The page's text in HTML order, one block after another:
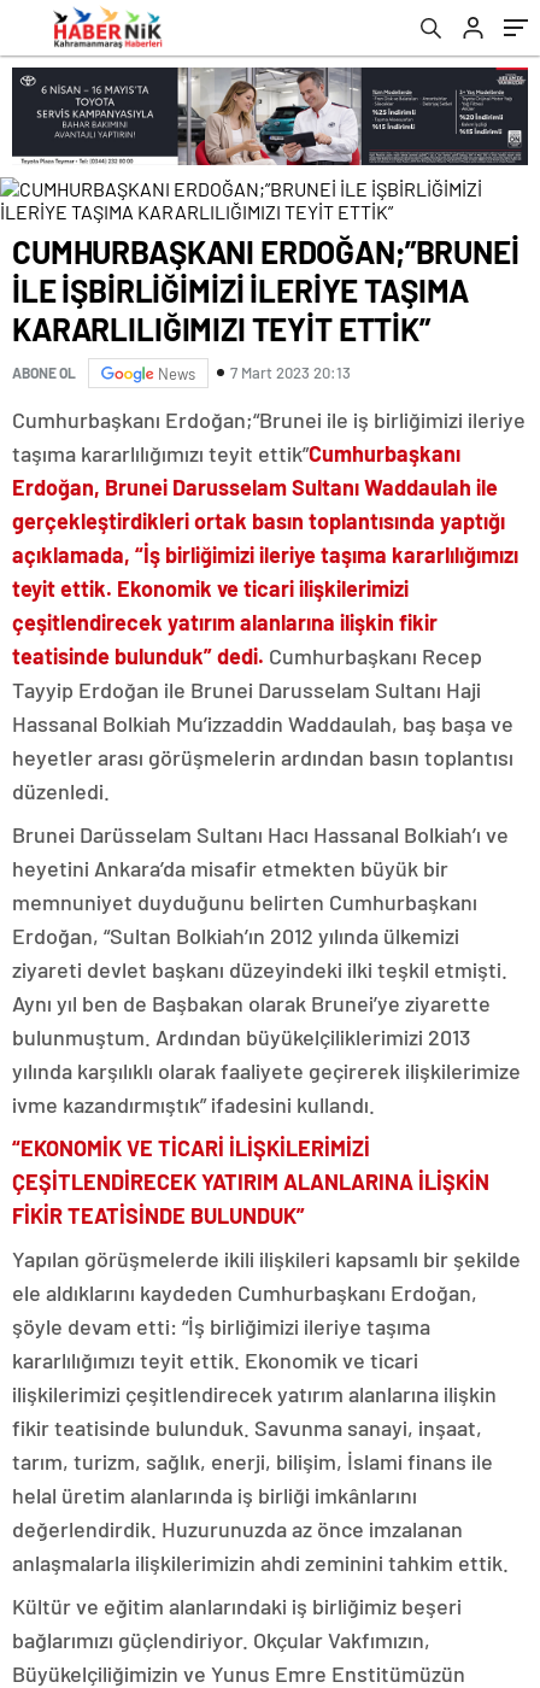
romabet
romabet
romabet
deneme
bonusu
veren
siteler
KARARLILIĞIMIZI TEYİT ETTİK”
CUMHURBAŞKANI ERDOĞAN;”BRUNEİ
İLE İŞBİRLİĞİMİZİ İLERİYE TAŞIMA
KARARLILIĞIMIZI TEYİT ETTİK”
ABONE OL News 7 Mart 2023 20:13
Cumhurbaşkanı Erdoğan;“Brunei ile iş birliğimizi ileriye
taşıma kararlılığımızı teyit ettik”Cumhurbaşkanı
Erdoğan, Brunei Darusselam Sultanı Waddaulah ile
gerçekleştirdikleri ortak basın toplantısında yaptığı
açıklamada, “İş birliğimizi ileriye taşıma kararlılığımızı
teyit ettik. Ekonomik ve ticari ilişkilerimizi
çeşitlendirecek yatırım alanlarına ilişkin fikir
teatisinde bulunduk” dedi. Cumhurbaşkanı Recep
Tayyip Erdoğan ile Brunei Darusselam Sultanı Haji
Hassanal Bolkiah Mu’izzaddin Waddaulah, baş başa ve
heyetler arası görüşmelerin ardından basın toplantısı
düzenledi.
Brunei Darüsselam Sultanı Hacı Hassanal Bolkiah’ı ve
heyetini Ankara’da misafir etmekten büyük bir
memnuniyet duyduğunu belirten Cumhurbaşkanı
Erdoğan, “Sultan Bolkiah’ın 2012 yılında ülkemizi
ziyareti devlet başkanı düzeyindeki ilki teşkil etmişti.
Aynı yıl ben de Başbakan olarak Brunei’ye ziyarette
bulunmuştum. Ardından büyükelçiliklerimizi 2013
yılında karşılıklı olarak faaliyete geçirerek ilişkilerimize
ivme kazandırmıştık” ifadesini kullandı.
“EKONOMİK VE TİCARİ İLİŞKİLERİMİZİ
ÇEŞİTLENDİRECEK YATIRIM ALANLARINA İLİŞKİN
FİKİR TEATİSİNDE BULUNDUK”
Yapılan görüşmelerde ikili ilişkileri kapsamlı bir şekilde
ele aldıklarını kaydeden Cumhurbaşkanı Erdoğan,
şöyle devam etti: “İş birliğimizi ileriye taşıma
kararlılığımızı teyit ettik. Ekonomik ve ticari
ilişkilerimizi çeşitlendirecek yatırım alanlarına ilişkin
fikir teatisinde bulunduk. Savunma sanayi, inşaat,
tarım, turizm, sağlık, enerji, bilişim, İslami finans ile
helal üretim alanlarında iş birliği imkânlarını
değerlendirdik. Huzurunuzda az önce imzalanan
anlaşmalarla ilişkilerimizin ahdi zeminini tahkim ettik.
Kültür ve eğitim alanlarındaki iş birliğimiz beşeri
bağlarımızı güçlendiriyor. Okçular Vakfımızın,
Büyükelçiliğimizin ve Yunus Emre Enstitümüzün